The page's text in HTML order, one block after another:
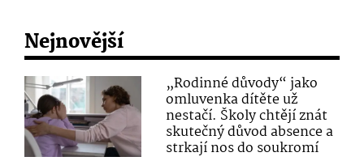
Nejnovější
„Rodinné důvody“ jako
omluvenka dítěte už
nestačí. Školy chtějí znát
skutečný důvod absence a
strkají nos do soukromí